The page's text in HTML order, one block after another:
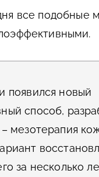
все подобные
появился новый
способ,
мезотерапия
за несколько